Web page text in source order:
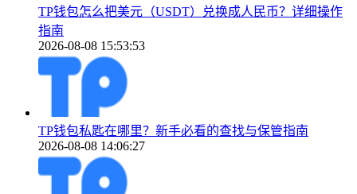
TP钱包怎么把美元（USDT）兑换成人民币？详细操作
指南
2026-08-08 15:53:53
TP钱包私匙在哪里？新手必看的查找与保管指南
2026-08-08 14:06:27